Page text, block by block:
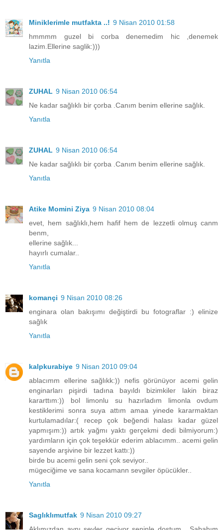
Miniklerimle mutfakta ..! 9 Nisan 2010 01:58
hmmmm guzel bi corba denemedim hic ,denemek
lazim.Ellerine saglik:)))
Yanıtla
ZUHAL 9 Nisan 2010 06:54
Ne kadar sağlıklı bir çorba .Canım benim ellerine sağlık.
Yanıtla
ZUHAL 9 Nisan 2010 06:54
Ne kadar sağlıklı bir çorba .Canım benim ellerine sağlık.
Yanıtla
Atike Momini Ziya 9 Nisan 2010 08:04
evet, hem sağlıklı,hem hafif hem de lezzetli olmuş canm
benm,
ellerine sağlık...
hayırlı cumalar..
Yanıtla
komançi 9 Nisan 2010 08:26
enginara olan bakışımı değiştirdi bu fotograflar :) elinize
sağlık
Yanıtla
kalpkurabiye 9 Nisan 2010 09:04
ablacımm ellerine sağlıkk:)) nefis görünüyor acemi gelin
enginarları pişirdi tadına bayıldı bizimkiler lakin biraz
kararttım:)) bol limonlu su hazırladım limonla ovdum
kestiklerimi sonra suya attım amaa yinede kararmaktan
kurtulamadılar:( recep çok beğendi halası kadar güzel
yapmışım:)) artık yağmı yaktı gerçekmi dedi bilmiyorum:)
yardımların için çok teşekkür ederim ablacımm.. acemi gelin
sayende arşivine bir lezzet kattı:))
birde bu acemi gelin seni çok seviyor..
mügeciğime ve sana kocamann sevgiler öpücükler..
Yanıtla
Saglıklımutfak 9 Nisan 2010 09:27